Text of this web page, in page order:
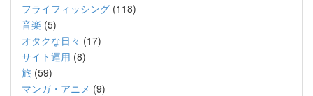
フライフィッシング (118)
音楽 (5)
オタクな日々 (17)
サイト運用 (8)
旅 (59)
マンガ・アニメ (9)